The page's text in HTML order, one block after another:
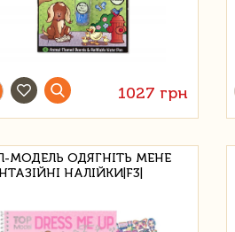
1027 грн
МОДЕЛЬ ОДЯГНІТЬ МЕНЕ
НАЛІЙКИ|F3|